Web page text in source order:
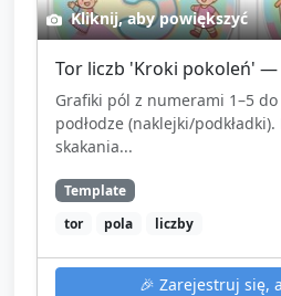
Kliknij, aby powiększyć
Tor liczb 'Kroki pokoleń'
Grafiki pól z numerami 1–5
podłodze (naklejki/podkładki).
skakania...
Template
tor
pola liczby
🎉 Zarejestruj się,